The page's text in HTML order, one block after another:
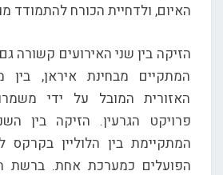
האיום, ולדחיית הכורח להתמודד
הזיקה בין שני האירועים קשורה
המתקיים מבחינת איראן, בין
האזורית המובל על ידי
פרויקט הגרעין. הזיקה בין
המתקיימת בין הלוליין בקרקס
הפועלים כמערכת אחת. ברשת